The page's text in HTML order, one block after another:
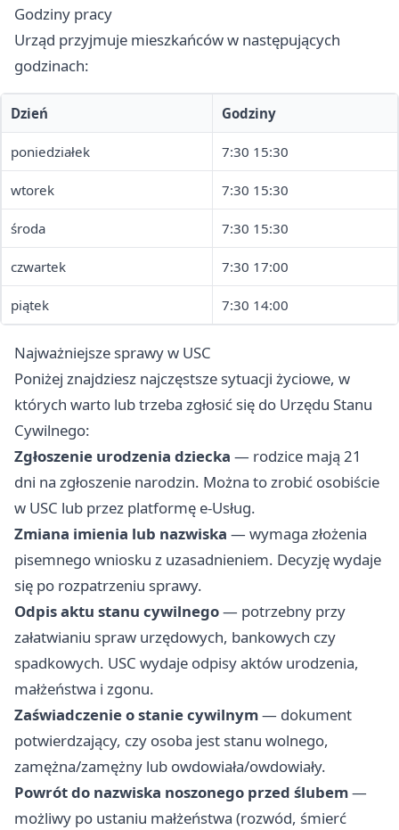
Godziny pracy
Urząd przyjmuje mieszkańców w następujących
godzinach:
Dzień Godziny
poniedziałek 7:30 15:30
wtorek 7:30 15:30
środa 7:30 15:30
czwartek 7:30 17:00
piątek 7:30 14:00
Najważniejsze sprawy w USC
Poniżej znajdziesz najczęstsze sytuacji życiowe, w
których warto lub trzeba zgłosić się do Urzędu Stanu
Cywilnego:
Zgłoszenie urodzenia dziecka — rodzice mają 21
dni na zgłoszenie narodzin. Można to zrobić osobiście
w USC lub przez platformę e-Usług.
Zmiana imienia lub nazwiska — wymaga złożenia
pisemnego wniosku z uzasadnieniem. Decyzję wydaje
się po rozpatrzeniu sprawy.
Odpis aktu stanu cywilnego— potrzebny przy
załatwianiu spraw urzędowych, bankowych czy
spadkowych. USC wydaje odpisy aktów urodzenia,
małżeństwa i zgonu.
Zaświadczenie o stanie cywilnym— dokument
potwierdzający, czy osoba jest stanu wolnego,
zamężna/zamężny lub owdowiała/owdowiały.
Powrót do nazwiska noszonego przed ślubem—
możliwy po ustaniu małżeństwa (rozwód, śmierć